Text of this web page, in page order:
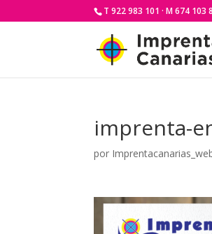
T 922 983 101 · M 674 103
imprenta-
por